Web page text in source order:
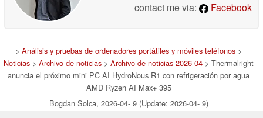
contact me via:
Facebook
> Análisis y pruebas de ordenadores portátiles y móviles teléfonos >
Noticias > Archivo de noticias > Archivo de noticias 2026 04 > Thermalright
anuncia el próximo mini PC AI HydroNous R1 con refrigeración por agua
AMD Ryzen AI Max+ 395
Bogdan Solca, 2026-04- 9 (Update: 2026-04- 9)